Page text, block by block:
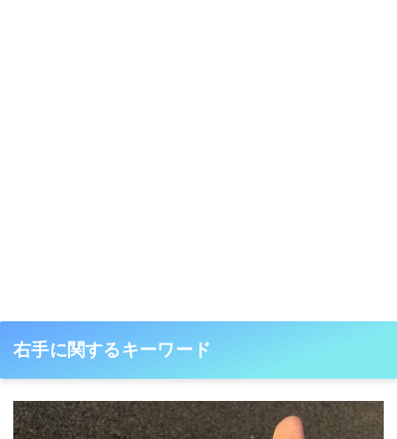
右手に関するキーワード